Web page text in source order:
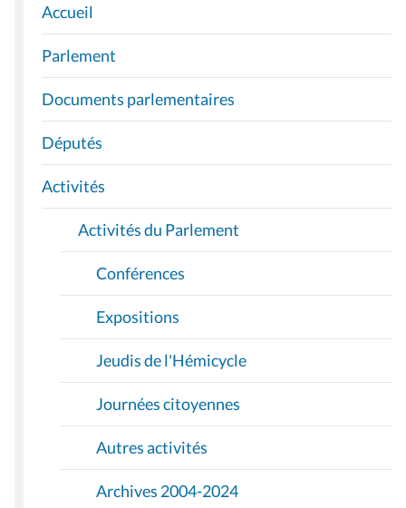
N
A
V
I
G
A
T
I
O
Accueil
Parlement
Documents parlementaires
Députés
Activités
Activités du Parlement
Conférences
Expositions
Jeudis de l'Hémicycle
Journées citoyennes
Autres activités
Archives 2004-2024